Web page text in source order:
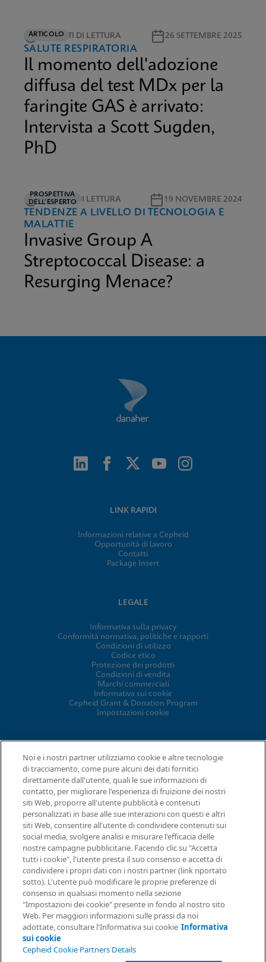
ARTICOLO
5 MINUTI DI LETTURA 26 SETTEMBRE 2025
SALUTE RESPIRATORIA
Il momento dell'adozione
diffusa del test MDx per la
faringite GAS è arrivato:
Intervista a Scott Sugden,
PhD
PROSPETTIVA
DELL’ESPERTO
3 MINUTI DI LETTURA 19 NOVEMBRE 2024
TENDENZE A LIVELLO DI TECNOLOGIA E
MALATTIE
Invasive Group A
Streptococcal Disease: a
Resurging Menace?
LINK RAPIDI
Informazioni relative a Cepheid
Opportunità di lavoro
Contatti
Package Insert
LEGALE
Informativa sulla privacy
Conformità normativa, politiche e rapporti
Condizioni di utilizzo
Codice etico
Protezione dei prodotti
Condizioni di vendita
Marchi commerciali
Informativa sui cookie
Cepheid Grant & Donation Program
Impostazioni cookie
Accordo sul trattamento dei dati
Comunità partner
Termini e condizioni della sicurezza delle informazioni
© 2026 Cepheid. Cepheid®, il logo Cepheid, GeneXpert®, Xpert®
e I-CORE® sono marchi di Cepheid, registrati negli USA e in altri
Paesi.
Noi e i nostri partner utilizziamo cookie e altre tecnologie
di tracciamento, come pure alcuni dei dati fornitici
direttamente dall'utente, quali le sue informazioni di
contatto, per migliorare l'esperienza di fruizione dei nostri
siti Web, proporre all'utente pubblicità e contenuti
personalizzati in base alle sue interazioni con questi e altri
siti Web, consentire all'utente di condividere contenuti sui
social media, svolgere analisi e misurare l'efficacia delle
nostre campagne pubblicitarie. Facendo clic su "Accetta
tutti i cookie", l'utente presta il suo consenso e accetta di
condividere i propri dati con i nostri partner (link riportato
sotto). L'utente può modificare le proprie preferenze di
consenso in qualsiasi momento nella sezione
"Impostazioni dei cookie" presente in fondo al nostro sito
Web. Per maggiori informazioni sulle prassi da noi
adottate, consultare l'Informativa sui cookie Informativa
sui cookie
Cepheid Cookie Partners Details